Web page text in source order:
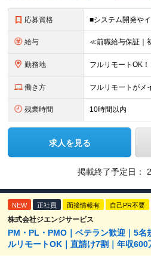
応募資格
給与
勤務地
働き方 フルリモートがメ
残業時間 10時間以内
求人を見る
掲載終了予定日：
NEW 正社員 面接情報有 自己PR不要
株式会社ジエンジサービス
PM・PL・PMO｜ベテラン歓迎｜5名
ルリモートOK｜直請け7割｜年収600